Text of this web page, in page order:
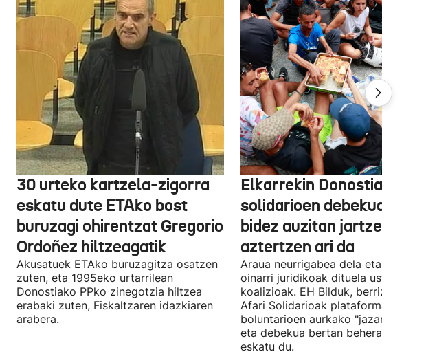
30 urteko kartzela-zigorra
eskatu dute ETAko bost
buruzagi ohirentzat Gregorio
Ordoñez hiltzeagatik
Akusatuek ETAko buruzagitza osatzen
zuten, eta 1995eko urtarrilean
Donostiako PPko zinegotzia hiltzea
erabaki zuten, Fiskaltzaren idazkiaren
arabera.
Elkarrekin Donostia afari
solidarioen debekua
bidez auzitan jartzea
aztertzen ari da
Araua neurrigabea dela eta
oinarri juridikoak dituela uste du
koalizioak. EH Bilduk, berriz, Kaleko
Afari Solidarioak plataformako
boluntarioen aurkako "jazarpena"
eta debekua bertan behera uzteko
eskatu du.